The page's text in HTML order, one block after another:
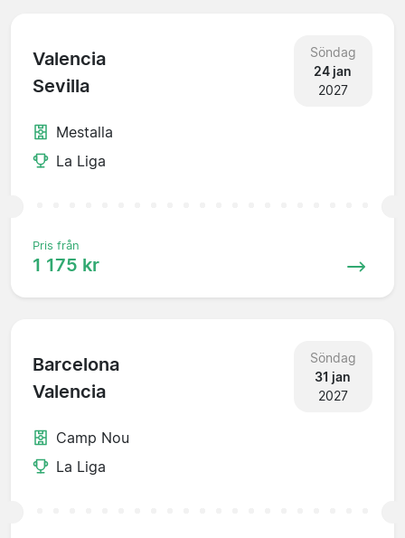
Valencia
Sevilla
Söndag
24 jan
2027
Mestalla
La Liga
Pris från
1 175 kr
Barcelona
Valencia
Söndag
31 jan
2027
Camp Nou
La Liga